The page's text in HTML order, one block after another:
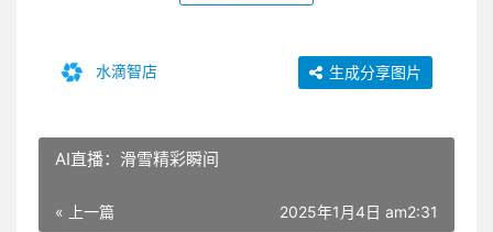
水滴智店 生成分享图片
AI直播：滑雪精彩瞬间
« 上一篇 2025年1月4日 am2:31